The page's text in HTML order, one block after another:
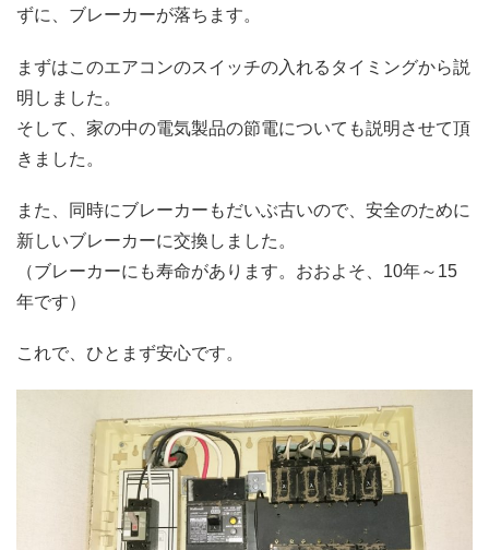
ずに、ブレーカーが落ちます。
まずはこのエアコンのスイッチの入れるタイミングから説
明しました。
そして、家の中の電気製品の節電についても説明させて頂
きました。
また、同時にブレーカーもだいぶ古いので、安全のために
新しいブレーカーに交換しました。
（ブレーカーにも寿命があります。おおよそ、10年～15
年です）
これで、ひとまず安心です。